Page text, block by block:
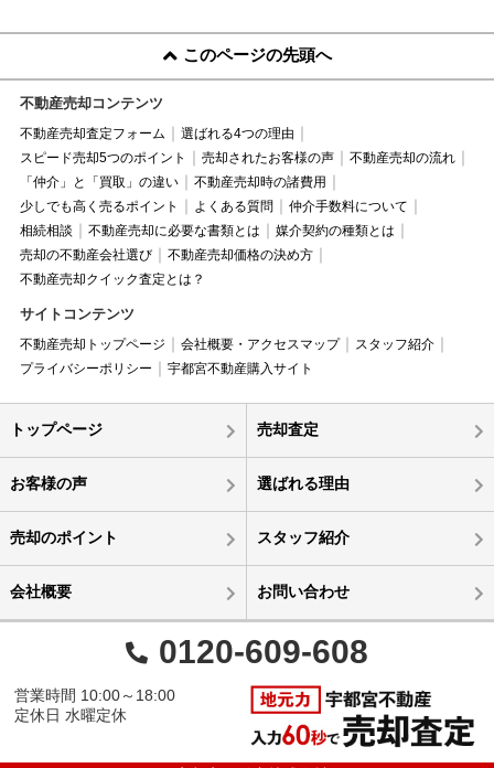
このページの先頭へ
不動産売却コンテンツ
不動産売却査定フォーム
選ばれる4つの理由
スピード売却5つのポイント
売却されたお客様の声
不動産売却の流れ
「仲介」と「買取」の違い
不動産売却時の諸費用
少しでも高く売るポイント
よくある質問
仲介手数料について
相続相談
不動産売却に必要な書類とは
媒介契約の種類とは
売却の不動産会社選び
不動産売却価格の決め方
不動産売却クイック査定とは？
サイトコンテンツ
不動産売却トップページ 会社概要・アクセスマップ
スタッフ紹介
プライバシーポリシー
宇都宮不動産購入サイト
トップページ 売却査定
お客様の声 選ばれる理由
売却のポイント スタッフ紹介
会社概要 お問い合わせ
0120-609-608
営業時間 10:00～18:00
定休日 水曜定休